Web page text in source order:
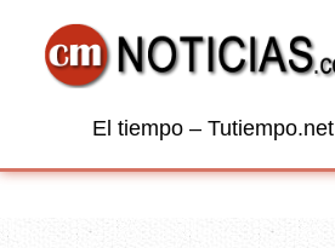
El tiempo – Tutiempo.net